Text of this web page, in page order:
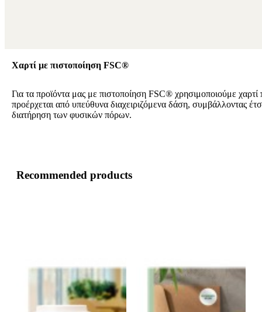
Χαρτί με πιστοποίηση FSC®
Για τα προϊόντα μας με πιστοποίηση FSC® χρησιμοποιούμε χαρτί
προέρχεται από υπεύθυνα διαχειριζόμενα δάση, συμβάλλοντας
διατήρηση των φυσικών πόρων.
Recommended products